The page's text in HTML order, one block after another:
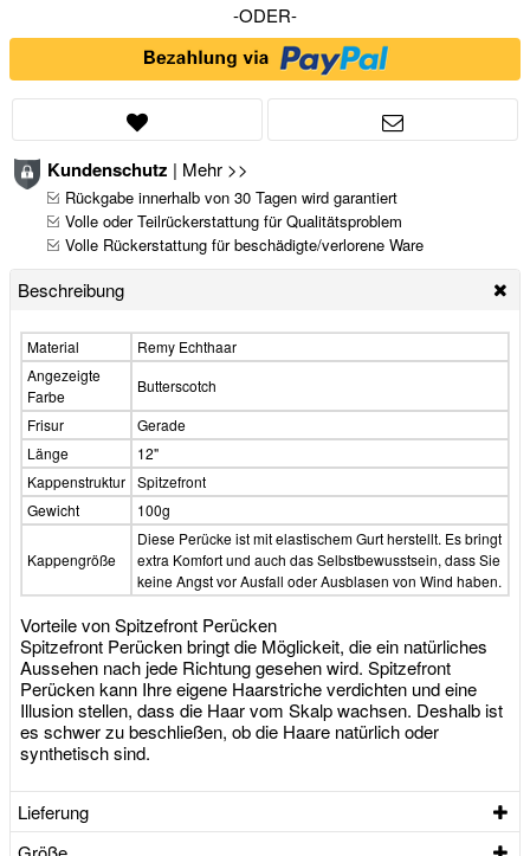
-ODER-
Kundenschutz | Mehr >>
Rückgabe innerhalb von 30 Tagen wird garantiert
Volle oder Teilrückerstattung für Qualitätsproblem
Volle Rückerstattung für beschädigte/verlorene Ware
Beschreibung
Material
Remy Echthaar
Angezeigte
Farbe
Butterscotch
Frisur
Gerade
Länge
12"
Kappenstruktur Spitzefront
Gewicht
100g
Kappengröße
Diese Perücke ist mit elastischem Gurt herstellt. Es bringt
extra Komfort und auch das Selbstbewusstsein, dass Sie
keine Angst vor Ausfall oder Ausblasen von Wind haben.
Vorteile von Spitzefront Perücken
Spitzefront Perücken bringt die Möglickeit, die ein natürliches
Aussehen nach jede Richtung gesehen wird. Spitzefront
Perücken kann Ihre eigene Haarstriche verdichten und eine
Illusion stellen, dass die Haar vom Skalp wachsen. Deshalb ist
es schwer zu beschließen, ob die Haare natürlich oder
synthetisch sind.
Lieferung